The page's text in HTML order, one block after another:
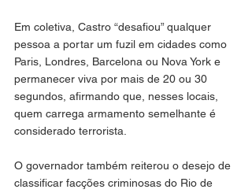
Em coletiva, Castro “desafiou” qualquer
pessoa a portar um fuzil em cidades como
Paris, Londres, Barcelona ou Nova York e
permanecer viva por mais de 20 ou 30
segundos, afirmando que, nesses locais,
quem carrega armamento semelhante é
considerado terrorista.
O governador também reiterou o desejo de
classificar facções criminosas do Rio de